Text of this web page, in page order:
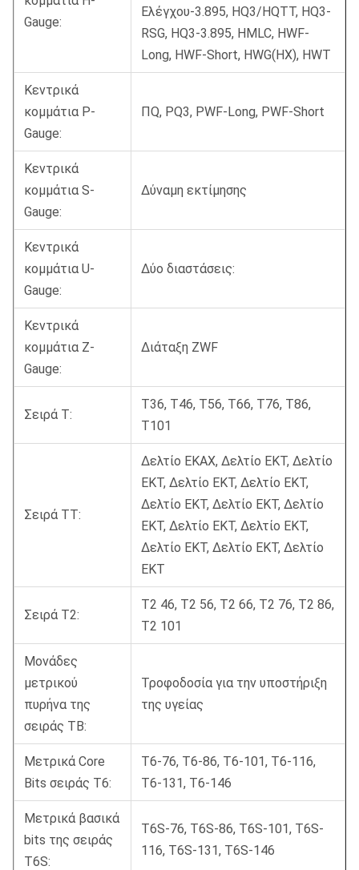
Gauge:
Ελέγχου-3.895, HQ3/HQTT, HQ3-
RSG, HQ3-3.895, HMLC, HWF-
Long, HWF-Short, HWG(HX), HWT
Κεντρικά
κομμάτια P-
Gauge:
ΠQ, PQ3, PWF-Long, PWF-Short
Κεντρικά
κομμάτια S-
Gauge:
Δύναμη εκτίμησης
Κεντρικά
κομμάτια U-
Gauge:
Δύο διαστάσεις:
Κεντρικά
κομμάτια Z-
Gauge:
Διάταξη ZWF
Σειρά Τ:
Τ36, T46, T56, T66, T76, T86,
T101
Σειρά TT:
Δελτίο ΕΚΑΧ, Δελτίο ΕΚΤ, Δελτίο
ΕΚΤ, Δελτίο ΕΚΤ, Δελτίο ΕΚΤ,
Δελτίο ΕΚΤ, Δελτίο ΕΚΤ, Δελτίο
ΕΚΤ, Δελτίο ΕΚΤ, Δελτίο ΕΚΤ,
Δελτίο ΕΚΤ, Δελτίο ΕΚΤ, Δελτίο
ΕΚΤ
Σειρά T2:
Τ2 46, T2 56, T2 66, T2 76, T2 86,
T2 101
Μονάδες
μετρικού
πυρήνα της
σειράς TB:
Τροφοδοσία για την υποστήριξη
της υγείας
Μετρικά Core
Bits σειράς T6:
Τ6-76, T6-86, T6-101, T6-116,
T6-131, T6-146
Μετρικά βασικά
bits της σειράς
T6S:
Τ6S-76, T6S-86, T6S-101, T6S-
116, T6S-131, T6S-146